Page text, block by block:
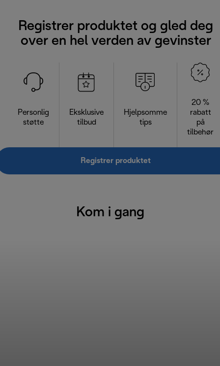
Registrer produktet og gled deg
over en hel verden av gevinster
Personlig
støtte
Eksklusive
tilbud
Hjelpsomme
tips
20 %
rabatt
på
tilbehør
Registrer produktet
Kom i gang